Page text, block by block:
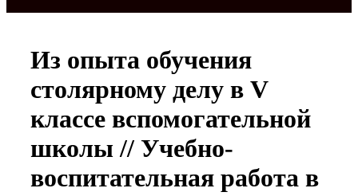
Из опыта обучения
столярному делу в V
классе вспомогательной
школы // Учебно-
воспитательная работа в